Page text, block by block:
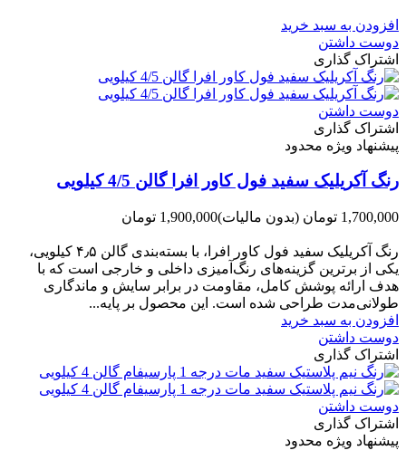
افزودن به سبد خرید
دوست داشتن
اشتراک گذاری
دوست داشتن
اشتراک گذاری
پیشنهاد ویژه محدود
رنگ آکریلیک سفید فول کاور افرا گالن 4/5 کیلویی
1,700,000 تومان (بدون مالیات)1,900,000 تومان
رنگ آکریلیک سفید فول کاور افرا، با بسته‌بندی گالن ۴٫۵ کیلویی،
یکی از برترین گزینه‌های رنگ‌آمیزی داخلی و خارجی است که با
هدف ارائه پوشش کامل، مقاومت در برابر سایش و ماندگاری
طولانی‌مدت طراحی شده است. این محصول بر پایه...
افزودن به سبد خرید
دوست داشتن
اشتراک گذاری
دوست داشتن
اشتراک گذاری
پیشنهاد ویژه محدود